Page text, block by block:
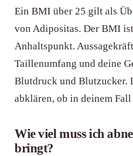
Ein BMI über 25 gilt als
von Adipositas. Der BMI
Anhaltspunkt.
Taillenumfang und deine
Blutdruck und Blutzucker.
abklären, ob in deinem
Wie viel muss ich
bringt?